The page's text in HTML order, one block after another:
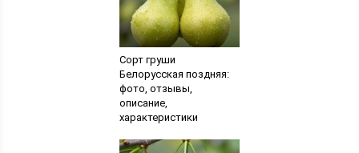
Сорт груши
Белорусская поздняя:
фото, отзывы,
описание,
характеристики